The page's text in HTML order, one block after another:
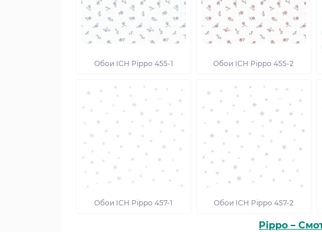
Обои ICH Pippo 455-1 Обои ICH Pippo 455-2
Обои ICH Pippo 457-1 Обои ICH Pippo 457-2
Pippo –